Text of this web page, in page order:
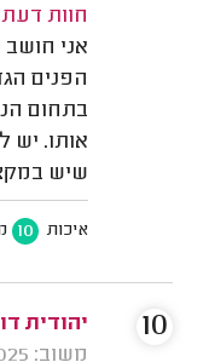
חוות
אני
הפנים
בתחום
אותו. יש
שיש
איכות 10
יהודית
משוב: 26/03/2025
10